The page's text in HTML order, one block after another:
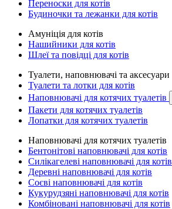
Переноски для котів
Будиночки та лежанки для котів
Амуніція для котів
Нашийники для котів
Шлеї та повідці для котів
Туалети, наповнювачі та аксесуари
Туалети та лотки для котів
Наповнювачі для котячих туалетів
Пакети для котячих туалетів
Лопатки для котячих туалетів
Наповнювачі для котячих туалетів
Бентонітові наповнювачі для котів
Силікагелеві наповнювачі для котів
Деревні наповнювачі для котів
Соєві наповнювачі для котів
Кукурудзяні наповнювачі для котів
Комбіновані наповнювачі для котів